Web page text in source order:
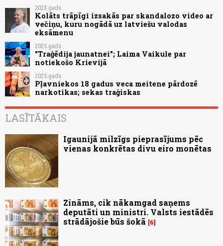
2023.gads
Kolāts trāpīgi izsakās par skandalozo video ar
večiņu, kuru nogādā uz latviešu valodas
eksāmenu
2025.gads
"Traģēdija jaunatnei"; Laima Vaikule par
notiekošo Krievijā
2025.gads
Pļavniekos 18 gadus veca meitene pārdozē
narkotikas; sekas traģiskas
LASĪTĀKAIS
Igaunijā milzīgs pieprasījums pēc
vienas konkrētas divu eiro monētas
Zināms, cik nākamgad saņems
deputāti un ministri. Valsts iestādēs
strādājošie būs šokā
6